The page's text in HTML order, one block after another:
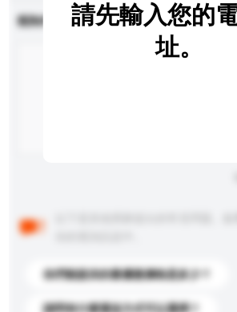
查詢內容
你們能提供的最優惠價格是多少？
請問有什麼運送方式可以選擇？
請先輸入您的
址。